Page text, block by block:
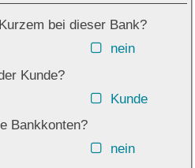
bei dieser Bank?
nein
Kunde?
Kunde
Bankkonten?
nein